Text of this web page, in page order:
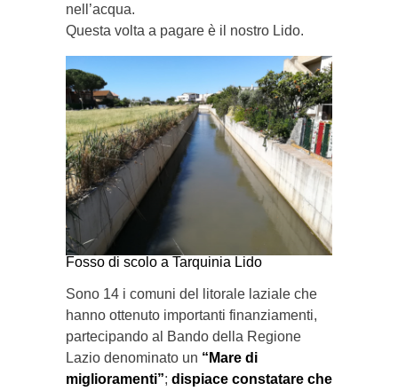
nell’acqua.
Questa volta a pagare è il nostro Lido.
Fosso di scolo a Tarquinia Lido
Sono 14 i comuni del litorale laziale che
hanno ottenuto importanti finanziamenti,
partecipando al Bando della Regione
Lazio denominato un “Mare di
miglioramenti”; dispiace constatare che